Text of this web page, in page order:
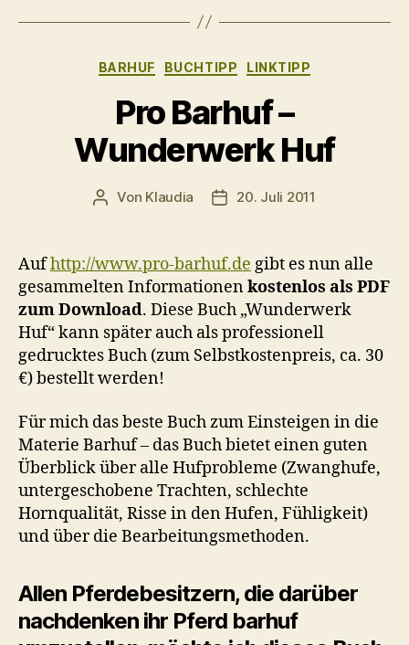
Kategorien
BARHUF BUCHTIPP LINKTIPP
Pro Barhuf –
Wunderwerk Huf
Beitragsautor
Von Klaudia Veröffentlichungsdatum
20. Juli 2011
Aufhttp://www.pro-barhuf.de gibt es nun alle
gesammelten Informationenkostenlos als PDF
zum Download. Diese Buch „Wunderwerk
Huf“ kann später auch als professionell
gedrucktes Buch (zum Selbstkostenpreis, ca. 30
€) bestellt werden!
Für mich das beste Buch zum Einsteigen in die
Materie Barhuf – das Buch bietet einen guten
Überblick über alle Hufprobleme (Zwanghufe,
untergeschobene Trachten, schlechte
Hornqualität, Risse in den Hufen, Fühligkeit)
und über die Bearbeitungsmethoden.
Allen Pferdebesitzern, die darüber
nachdenken ihr Pferd barhuf